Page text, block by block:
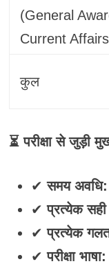
(General
Current
कुल
⏳ परीक्षा से जुड़ी
✔समय अवधि:
✔प्रत्येक सही
✔प्रत्येक
✔परीक्षा भाषा: